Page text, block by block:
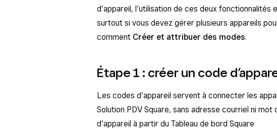
d’appareil, l’utilisation de ces deux
surtout si vous devez gérer plusieurs appareils
comment Créer et attribuer des modes.
Étape 1 : créer un code
Les codes d’appareil servent à connecter les
Solution PDV Square, sans adresse courriel ni
d’appareil à partir du Tableau de bord Square